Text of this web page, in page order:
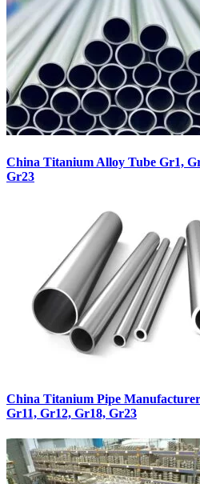
China Titanium Alloy Tube Gr1,
Gr23
China Titanium Pipe
Gr11, Gr12, Gr18, Gr23